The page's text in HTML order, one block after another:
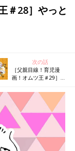
＃28］やっと
次の話
［父親目線！育児漫
画！オムツ王＃29］ビ